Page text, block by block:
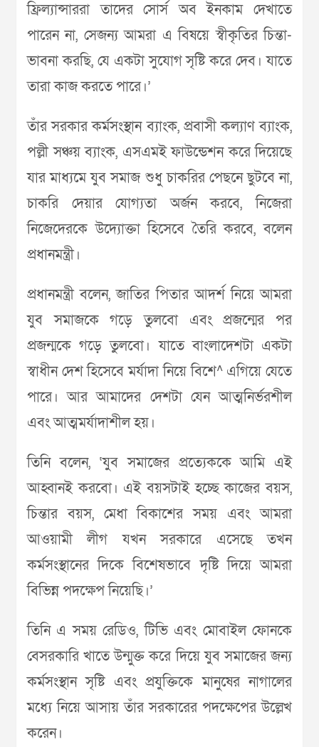
ফ্রিল্যান্সাররা তাদের সোর্স অব ইনকাম দেখাতে
পারেন না, সেজন্য আমরা এ বিষয়ে স্বীকৃতির চিন্তা-
ভাবনা করছি, যে একটা সুযোগ সৃষ্টি করে দেব। যাতে
তারা কাজ করতে পারে।’
তাঁর সরকার কর্মসংস্থান ব্যাংক, প্রবাসী কল্যাণ ব্যাংক,
পল্লী সঞ্চয় ব্যাংক, এসএমই ফাউন্ডেশন করে দিয়েছে
যার মাধ্যমে যুব সমাজ শুধু চাকরির পেছনে ছুটবে না,
চাকরি দেয়ার যোগ্যতা অর্জন করবে, নিজেরা
নিজেদেরকে উদ্যোক্তা হিসেবে তৈরি করবে, বলেন
প্রধানমন্ত্রী।
প্রধানমন্ত্রী বলেন, জাতির পিতার আদর্শ নিয়ে আমরা
যুব সমাজকে গড়ে তুলবো এবং প্রজন্মের পর
প্রজন্মকে গড়ে তুলবো। যাতে বাংলাদেশটা একটা
স্বাধীন দেশ হিসেবে মর্যাদা নিয়ে বিশে^ এগিয়ে যেতে
পারে। আর আমাদের দেশটা যেন আত্মনির্ভরশীল
এবং আত্মমর্যাদাশীল হয়।
তিনি বলেন, ‘যুব সমাজের প্রত্যেককে আমি এই
আহ্বানই করবো। এই বয়সটাই হচ্ছে কাজের বয়স,
চিন্তার বয়স, মেধা বিকাশের সময় এবং আমরা
আওয়ামী লীগ যখন সরকারে এসেছে তখন
কর্মসংস্থানের দিকে বিশেষভাবে দৃষ্টি দিয়ে আমরা
বিভিন্ন পদক্ষেপ নিয়েছি।’
তিনি এ সময় রেডিও, টিভি এবং মোবাইল ফোনকে
বেসরকারি খাতে উন্মুক্ত করে দিয়ে যুব সমাজের জন্য
কর্মসংস্থান সৃষ্টি এবং প্রযুক্তিকে মানুষের নাগালের
মধ্যে নিয়ে আসায় তাঁর সরকারের পদক্ষেপের উল্লেখ
করেন।